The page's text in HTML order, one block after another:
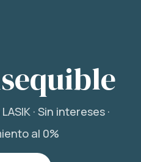
· Sin intereses ·
al 0%